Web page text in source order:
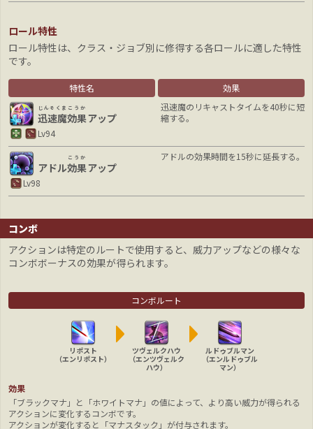
ロール特性
ロール特性は、クラス・ジョブ別に修得する各ロールに適した特性
です。
特性名 効果
迅速魔
じんそくま
効果
こうか
アップ
Lv94
迅速魔のリキャストタイムを40秒に短
縮する。
アドル効果
こうか
アップ
Lv98
アドルの効果時間を15秒に延長する。
コンボ
アクションは特定のルートで使用すると、威力アップなどの様々な
コンボボーナスの効果が得られます。
コンボルート
リポスト
（エンリポスト）
ツヴェルクハウ
（エンツヴェルク
ハウ）
ルドゥブルマン
（エンルドゥブル
マン）
効果
「ブラックマナ」と「ホワイトマナ」の値によって、より高い威力が得られる
アクションに変化するコンボです。
アクションが変化すると「マナスタック」が付与されます。